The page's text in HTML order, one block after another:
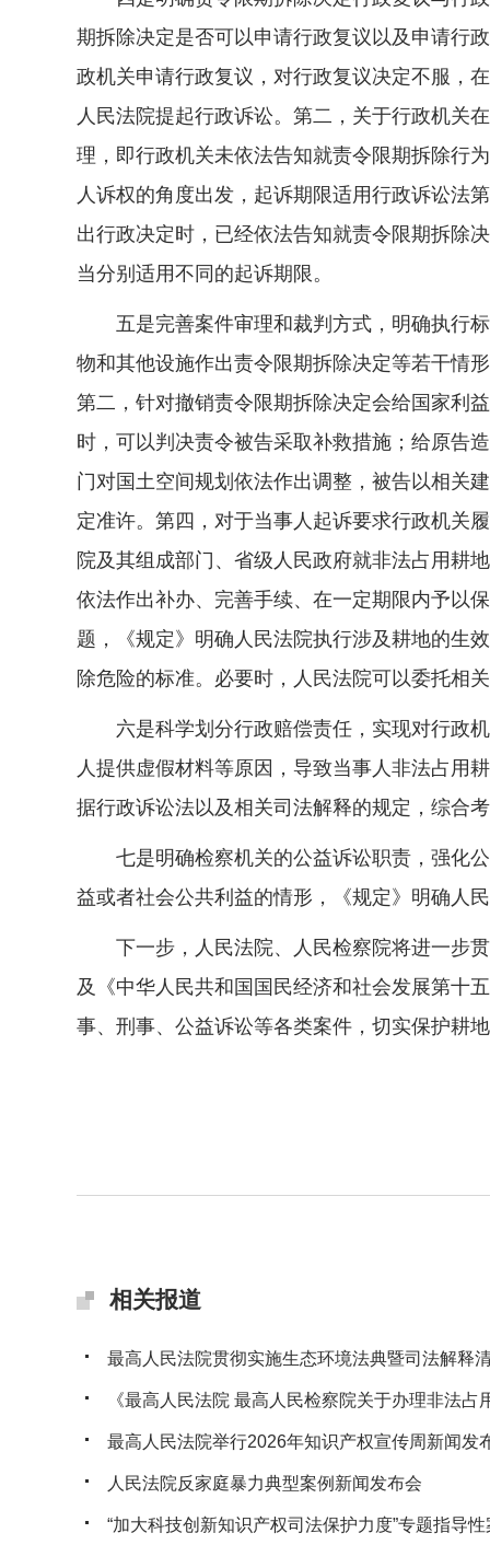
期拆除决定是否可以申请行政复议以及申请行
政机关申请行政复议，对行政复议决定不服，
人民法院提起行政诉讼。第二，关于行政机关
理，即行政机关未依法告知就责令限期拆除行
人诉权的角度出发，起诉期限适用行政诉讼法
出行政决定时，已经依法告知就责令限期拆除
当分别适用不同的起诉期限。
五是完善案件审理和裁判方式，明确执行标
物和其他设施作出责令限期拆除决定等若干情
第二，针对撤销责令限期拆除决定会给国家利
时，可以判决责令被告采取补救措施；给原告
门对国土空间规划依法作出调整，被告以相关
定准许。第四，对于当事人起诉要求行政机关
院及其组成部门、省级人民政府就非法占用耕
依法作出补办、完善手续、在一定期限内予以
题，《规定》明确人民法院执行涉及耕地的生
除危险的标准。必要时，人民法院可以委托相
六是科学划分行政赔偿责任，实现对行政机
人提供虚假材料等原因，导致当事人非法占用
据行政诉讼法以及相关司法解释的规定，综合
七是明确检察机关的公益诉讼职责，强化公
益或者社会公共利益的情形，《规定》明确人
下一步，人民法院、人民检察院将进一步贯
及《中华人民共和国国民经济和社会发展第十
事、刑事、公益诉讼等各类案件，切实保护耕
相关报道
最高人民法院贯彻实施生态环境法典暨司法解释
《最高人民法院 最高人民检察院关于办理非法占
最高人民法院举行2026年知识产权宣传周新闻发
人民法院反家庭暴力典型案例新闻发布会
“加大科技创新知识产权司法保护力度”专题指导